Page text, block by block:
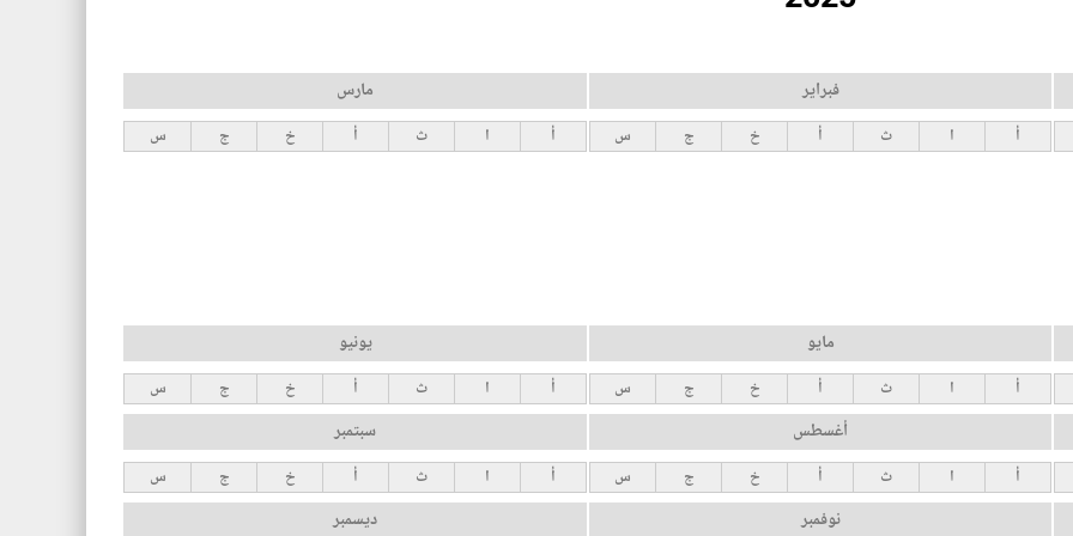
فبراير
أ ا ث أ خ ج س
مارس
أ ا ث أ خ ج س
مايو
أ ا ث أ خ ج س
يونيو
أ ا ث أ خ ج س
أغسطس
أ ا ث أ خ ج س
سبتمبر
أ ا ث أ خ ج س
نوفمبر ديسمبر